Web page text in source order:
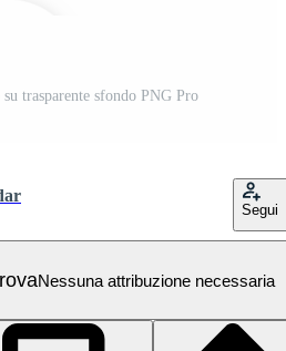
trasparente sfondo PNG Pro
Segui
Nessuna attribuzione necessaria